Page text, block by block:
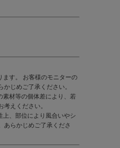
す。 お客様のモニターの
じめご了承ください。
素材等の個体差により、若
えください。
、部位により風合いやシ
あらかじめご了承くださ